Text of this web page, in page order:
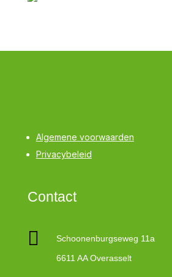
Algemene voorwaarden
Privacybeleid
Contact

Schoonenburgseweg 11a
6611 AA Overasselt